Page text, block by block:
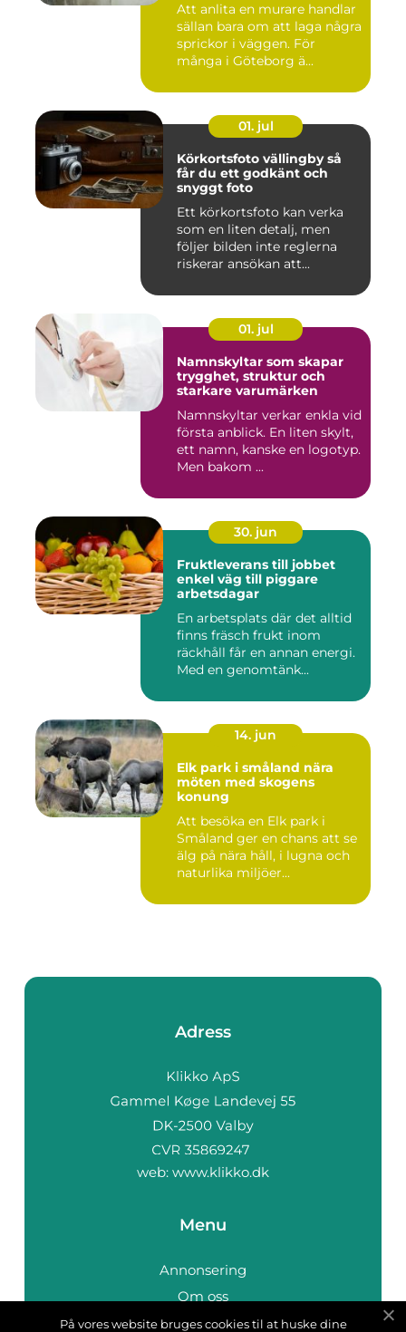
Att anlita en murare handlar
sällan bara om att laga några
sprickor i väggen. För
många i Göteborg ä...
01. jul
Körkortsfoto vällingby så
får du ett godkänt och
snyggt foto
Ett körkortsfoto kan verka
som en liten detalj, men
följer bilden inte reglerna
riskerar ansökan att...
01. jul
Namnskyltar som skapar
trygghet, struktur och
starkare varumärken
Namnskyltar verkar enkla vid
första anblick. En liten skylt,
ett namn, kanske en logotyp.
Men bakom ...
30. jun
Fruktleverans till jobbet
enkel väg till piggare
arbetsdagar
En arbetsplats där det alltid
finns fräsch frukt inom
räckhåll får en annan energi.
Med en genomtänk...
14. jun
Elk park i småland nära
möten med skogens
konung
Att besöka en Elk park i
Småland ger en chans att se
älg på nära håll, i lugna och
naturlika miljöer...
Adress
web: www.klikko.dk
Menu
Annonsering
Om oss
Cookies
På vores website bruges cookies til at huske dine